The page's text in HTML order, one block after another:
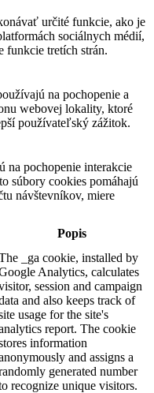
určité funkcie, ako je
sociálnych médií,
funkcie tretích strán.
na pochopenie a
webovej lokality, ktoré
používateľský zážitok.
na pochopenie interakcie
súbory cookies pomáhajú
návštevníkov, miere
Popis
_ga cookie, installed by
Analytics, calculates
session and campaign
and also keeps track of
usage for the site's
report. The cookie
information
and assigns a
generated number
recognize unique visitors.